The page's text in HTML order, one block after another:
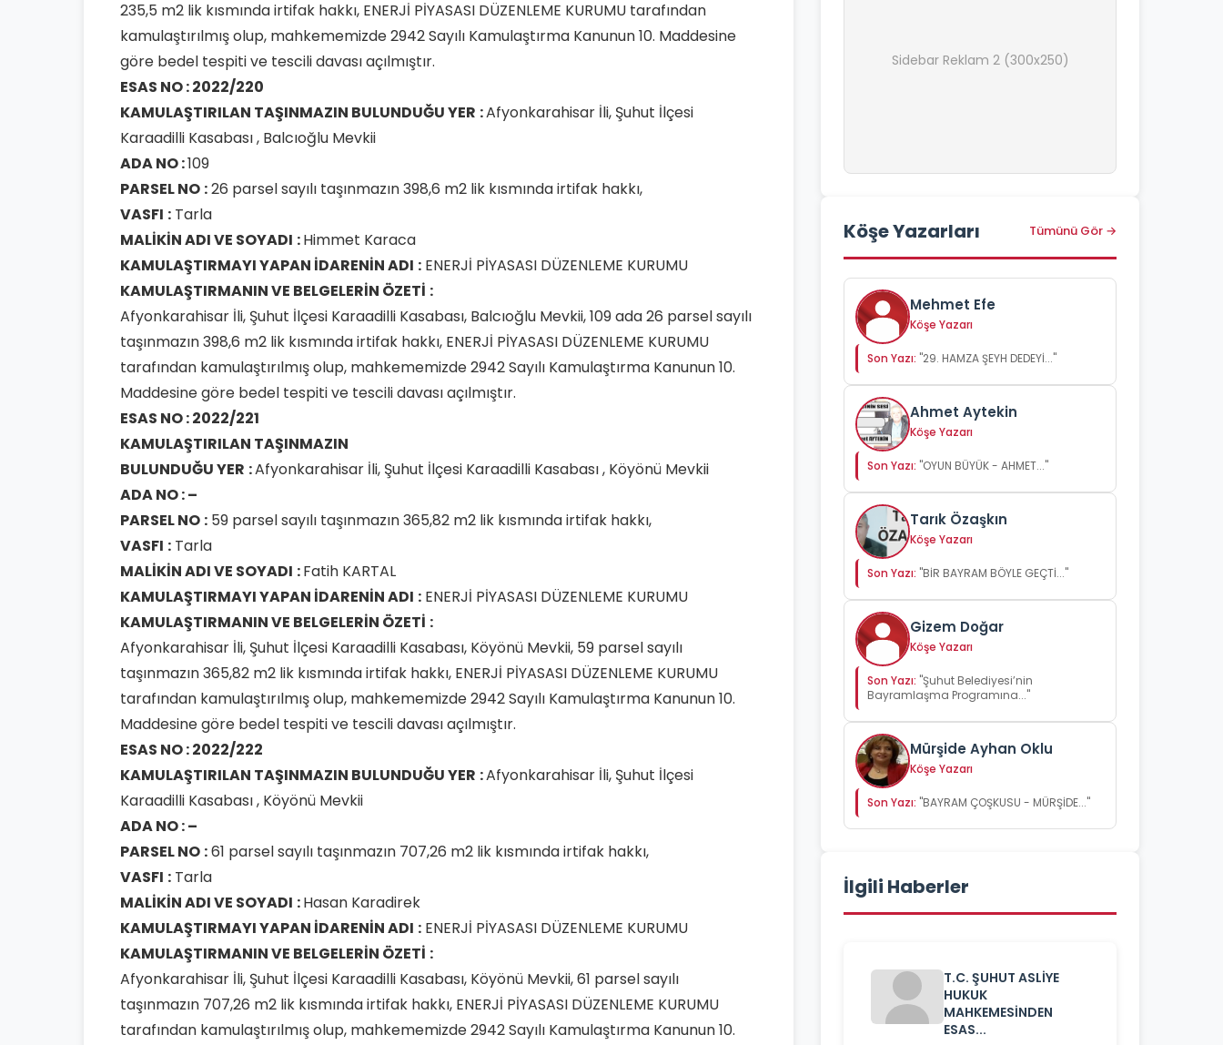
235,5 m2 lik kısmında irtifak hakkı, ENERJİ PİYASASI DÜZENLEME KURUMU tarafından
kamulaştırılmış olup, mahkememizde 2942 Sayılı Kamulaştırma Kanunun 10. Maddesine
göre bedel tespiti ve tescili davası açılmıştır.
ESAS NO : 2022/220
KAMULAŞTIRILAN TAŞINMAZIN BULUNDUĞU YER :Afyonkarahisar İli, Şuhut İlçesi
Karaadilli Kasabası , Balcıoğlu Mevkii
ADA NO :109
PARSEL NO :26 parsel sayılı taşınmazın 398,6 m2 lik kısmında irtifak hakkı,
VASFI : Tarla
MALİKİN ADI VE SOYADI :Himmet Karaca
KAMULAŞTIRMAYI YAPAN İDARENİN ADI : ENERJİ PİYASASI DÜZENLEME KURUMU
KAMULAŞTIRMANIN VE BELGELERİN ÖZETİ :
Afyonkarahisar İli, Şuhut İlçesi Karaadilli Kasabası, Balcıoğlu Mevkii, 109 ada 26 parsel sayılı
taşınmazın 398,6 m2 lik kısmında irtifak hakkı, ENERJİ PİYASASI DÜZENLEME KURUMU
tarafından kamulaştırılmış olup, mahkememizde 2942 Sayılı Kamulaştırma Kanunun 10.
Maddesine göre bedel tespiti ve tescili davası açılmıştır.
ESAS NO : 2022/221
KAMULAŞTIRILAN TAŞINMAZIN
BULUNDUĞU YER :Afyonkarahisar İli, Şuhut İlçesi Karaadilli Kasabası , Köyönü Mevkii
ADA NO : –
PARSEL NO : 59 parsel sayılı taşınmazın 365,82 m2 lik kısmında irtifak hakkı,
VASFI : Tarla
MALİKİN ADI VE SOYADI :Fatih KARTAL
KAMULAŞTIRMAYI YAPAN İDARENİN ADI : ENERJİ PİYASASI DÜZENLEME KURUMU
KAMULAŞTIRMANIN VE BELGELERİN ÖZETİ :
Afyonkarahisar İli, Şuhut İlçesi Karaadilli Kasabası, Köyönü Mevkii, 59 parsel sayılı
taşınmazın 365,82 m2 lik kısmında irtifak hakkı, ENERJİ PİYASASI DÜZENLEME KURUMU
tarafından kamulaştırılmış olup, mahkememizde 2942 Sayılı Kamulaştırma Kanunun 10.
Maddesine göre bedel tespiti ve tescili davası açılmıştır.
ESAS NO : 2022/222
KAMULAŞTIRILAN TAŞINMAZIN BULUNDUĞU YER :Afyonkarahisar İli, Şuhut İlçesi
Karaadilli Kasabası , Köyönü Mevkii
ADA NO : –
PARSEL NO :61 parsel sayılı taşınmazın 707,26 m2 lik kısmında irtifak hakkı,
VASFI : Tarla
MALİKİN ADI VE SOYADI :Hasan Karadirek
KAMULAŞTIRMAYI YAPAN İDARENİN ADI : ENERJİ PİYASASI DÜZENLEME KURUMU
KAMULAŞTIRMANIN VE BELGELERİN ÖZETİ :
Afyonkarahisar İli, Şuhut İlçesi Karaadilli Kasabası, Köyönü Mevkii, 61 parsel sayılı
taşınmazın 707,26 m2 lik kısmında irtifak hakkı, ENERJİ PİYASASI DÜZENLEME KURUMU
tarafından kamulaştırılmış olup, mahkememizde 2942 Sayılı Kamulaştırma Kanunun 10.
Sidebar Reklam 2 (300x250)
Köşe Yazarları Tümünü Gör →
Mehmet Efe
Köşe Yazarı
Son Yazı: "29. HAMZA ŞEYH DEDEYİ..."
Ahmet Aytekin
Köşe Yazarı
Son Yazı: "OYUN BÜYÜK - AHMET..."
Tarık Özaşkın
Köşe Yazarı
Son Yazı: "BİR BAYRAM BÖYLE GEÇTİ..."
Gizem Doğar
Köşe Yazarı
Son Yazı: "Şuhut Belediyesi’nin
Bayramlaşma Programına..."
Mürşide Ayhan Oklu
Köşe Yazarı
Son Yazı: "BAYRAM ÇOŞKUSU - MÜRŞİDE..."
İlgili Haberler
T.C. ŞUHUT ASLİYE
HUKUK
MAHKEMESİNDEN
ESAS...